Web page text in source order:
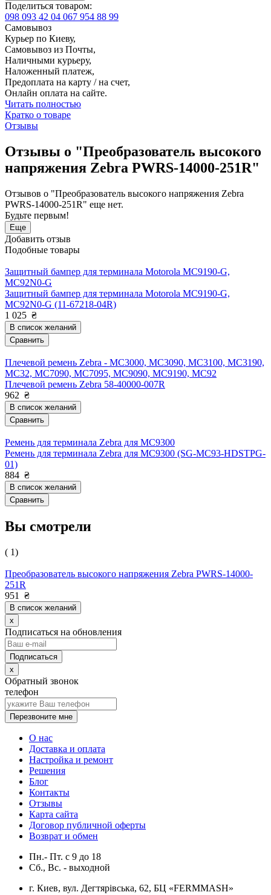
Поделиться товаром:
098 093 42 04 067 954 88 99
Самовывоз
Курьер по Киеву,
Самовывоз из Почты,
Наличными курьеру,
Наложенный платеж,
Предоплата на карту / на счет,
Онлайн оплата на сайте.
Читать полностью
Кратко о товаре
Отзывы
Отзывы о "Преобразователь высокого
напряжения Zebra PWRS-14000-251R"
Отзывов о "Преобразователь высокого напряжения Zebra
PWRS-14000-251R" еще нет.
Будьте первым!
Еще
Добавить отзыв
Подобные товары
Защитный бампер для терминала Motorola MC9190-G,
MC92N0-G
Защитный бампер для терминала Motorola MC9190-G,
MC92N0-G (11-67218-04R)
1 025 ₴
В список желаний
Сравнить
Плечевой ремень Zebra - MC3000, MC3090, MC3100, MC3190,
MC32, MC7090, MC7095, MC9090, MC9190, MC92
Плечевой ремень Zebra 58-40000-007R
962 ₴
В список желаний
Сравнить
Ремень для терминала Zebra для MC9300
Ремень для терминала Zebra для MC9300 (SG-MC93-HDSTPG-
01)
884 ₴
В список желаний
Сравнить
Вы смотрели
( 1)
Преобразователь высокого напряжения Zebra PWRS-14000-
251R
951
₴
В список желаний
x
Подписаться на обновления
x
Обратный звонок
телефон
Перезвоните мне
О нас
Доставка и оплата
Настройка и ремонт
Решения
Блог
Контакты
Отзывы
Карта сайта
Договор публичной оферты
Возврат и обмен
Пн.- Пт. с 9 до 18
Сб., Вс. - выходной
г. Киев, вул. Дегтярівська, 62, БЦ «FERMMASH»